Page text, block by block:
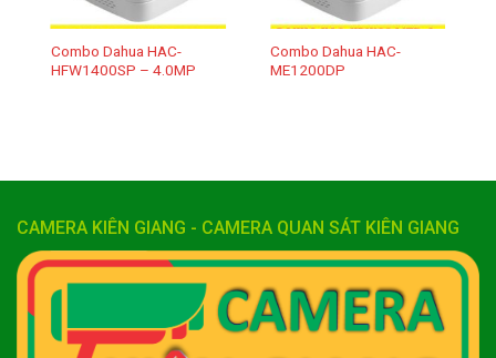
Combo Dahua HAC-
HFW1400SP – 4.0MP
Combo Dahua HAC-
ME1200DP
CAMERA KIÊN GIANG - CAMERA QUAN SÁT KIÊN GIANG